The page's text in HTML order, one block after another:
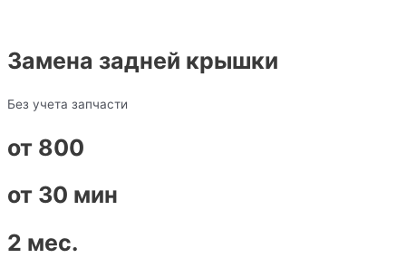
Замена задней крышки
Без учета запчасти
от 800
от 30 мин
2 мес.